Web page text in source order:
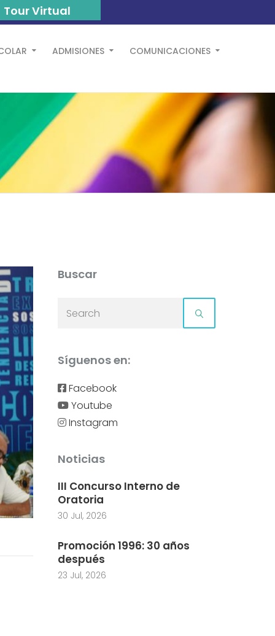
Tour Virtual
ADMISIONES COMUNICACIONES
Buscar
Síguenos en:
Facebook
Youtube
Instagram
Noticias
III Concurso Interno de
Oratoria
30 Jul, 2026
Promoción 1996: 30 años
después
23 Jul, 2026